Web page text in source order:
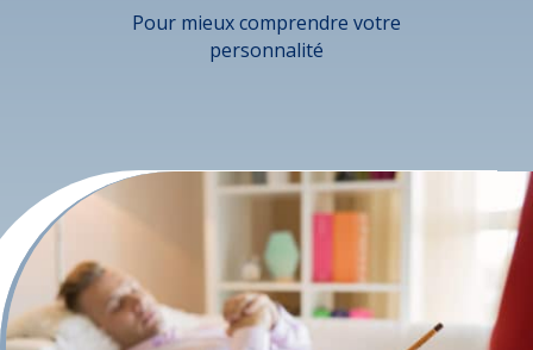
Pour mieux comprendre votre
personnalité